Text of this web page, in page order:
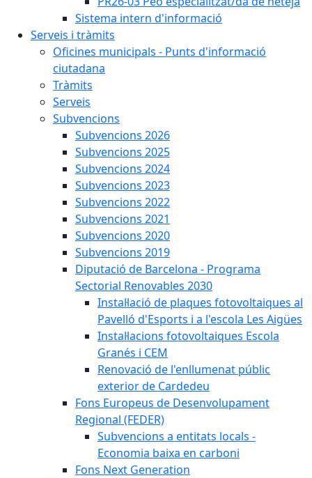
Sistema intern d'informació
Serveis i tràmits
Oficines municipals - Punts d'informació
ciutadana
Tràmits
Serveis
Subvencions
Subvencions 2026
Subvencions 2025
Subvencions 2024
Subvencions 2023
Subvencions 2022
Subvencions 2021
Subvencions 2020
Subvencions 2019
Diputació de Barcelona - Programa
Sectorial Renovables 2030
Instal·lació de plaques fotovoltaiques al
Pavelló d'Esports i a l'escola Les Aigües
Instal·lacions fotovoltaiques Escola
Granés i CEM
Renovació de l'enllumenat públic
exterior de Cardedeu
Fons Europeus de Desenvolupament
Regional (FEDER)
Subvencions a entitats locals -
Economia baixa en carboni
Fons Next Generation